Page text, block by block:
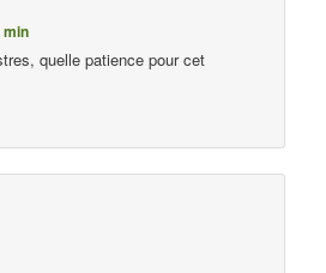
min
quelle patience pour cet